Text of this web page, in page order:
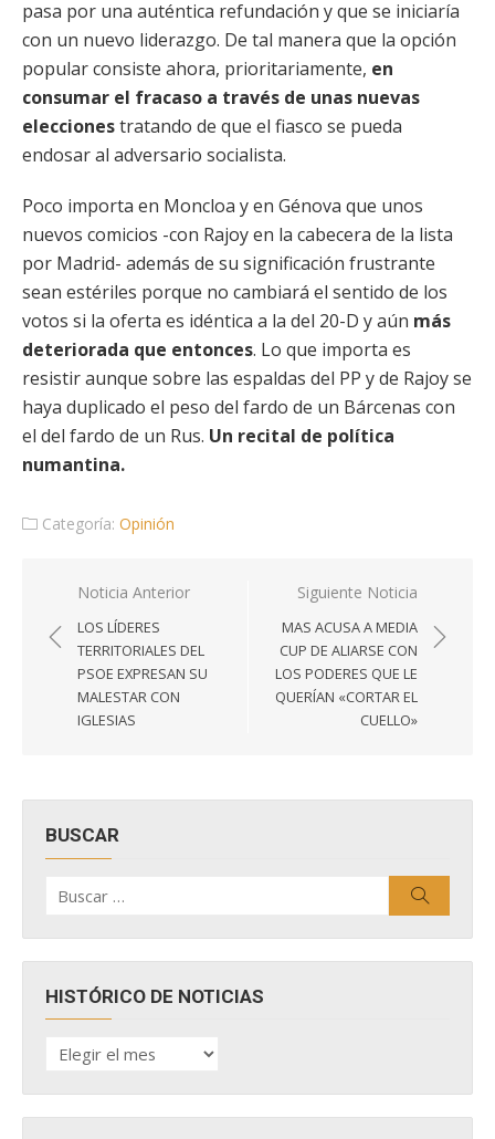
pasa por una auténtica refundación y que se iniciaría
con un nuevo liderazgo. De tal manera que la opción
popular consiste ahora, prioritariamente, en
consumar el fracaso a través de unas nuevas
eleccionestratando de que el fiasco se pueda
endosar al adversario socialista.
Poco importa en Moncloa y en Génova que unos
nuevos comicios -con Rajoy en la cabecera de la lista
por Madrid- además de su significación frustrante
sean estériles porque no cambiará el sentido de los
votos si la oferta es idéntica a la del 20-D y aún más
deteriorada que entonces. Lo que importa es
resistir aunque sobre las espaldas del PP y de Rajoy se
haya duplicado el peso del fardo de un Bárcenas con
el del fardo de un Rus. Un recital de política
numantina.
Categoría: Opinión
Navegación
de
entradas
Noticia Anterior
LOS LÍDERES
TERRITORIALES DEL
PSOE EXPRESAN SU
MALESTAR CON
IGLESIAS
Siguiente Noticia
MAS ACUSA A MEDIA
CUP DE ALIARSE CON
LOS PODERES QUE LE
QUERÍAN «CORTAR EL
CUELLO»
BUSCAR
por:
HISTÓRICO DE NOTICIAS
HISTÓRICO
DE